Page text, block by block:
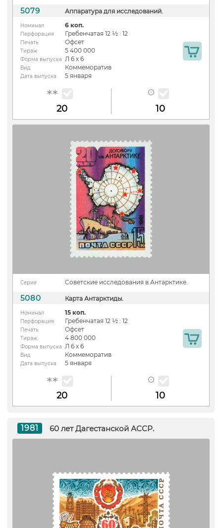
5079 Аппаратура для исследований.
Номинал 6 коп.
Перфорация Гребенчатая 12 ½ : 12
Печать Офсет
Тираж 5 400 000
Форма выпуска Л 6 х 6
Вид Коммеморатив
Дата выпуска 5 января
20 10
Серия Советские исследования в Антарктике.
5080 Карта Антарктиды.
Номинал 15 коп.
Перфорация Гребенчатая 12 ½ : 12
Печать Офсет
Тираж 4 800 000
Форма выпуска Л 6 х 6
Вид Коммеморатив
Дата выпуска 5 января
20 10
1981 60 лет Дагестанской АССР.